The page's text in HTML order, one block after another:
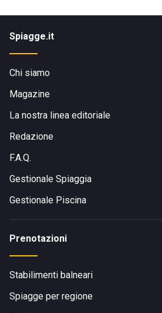
Spiagge.it
Chi siamo
Magazine
La nostra linea editoriale
Redazione
F.A.Q.
Gestionale Spiaggia
Gestionale Piscina
Prenotazioni
Stabilimenti balneari
Spiagge per regione